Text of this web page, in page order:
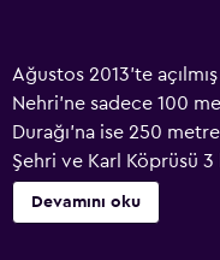
Ağustos 2013'te
Nehri'ne sadece 100
Durağı'na ise 250
Şehri ve Karl Köprüsü
24 saat resepsiyon
City B&B'nin klimalı
Devamını oku